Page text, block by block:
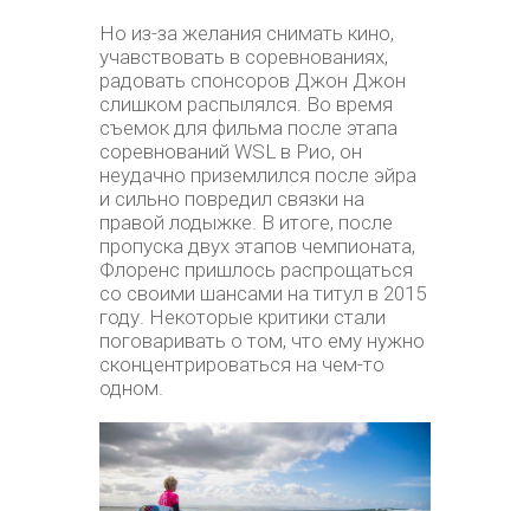
Но из-за желания снимать кино,
учавствовать в соревнованиях,
радовать спонсоров Джон Джон
слишком распылялся. Во время
съемок для фильма после этапа
соревнований WSL в Рио, он
неудачно приземлился после эйра
и сильно повредил связки на
правой лодыжке. В итоге, после
пропуска двух этапов чемпионата,
Флоренс пришлось распрощаться
со своими шансами на титул в 2015
году. Некоторые критики стали
поговаривать о том, что ему нужно
сконцентрироваться на чем-то
одном.